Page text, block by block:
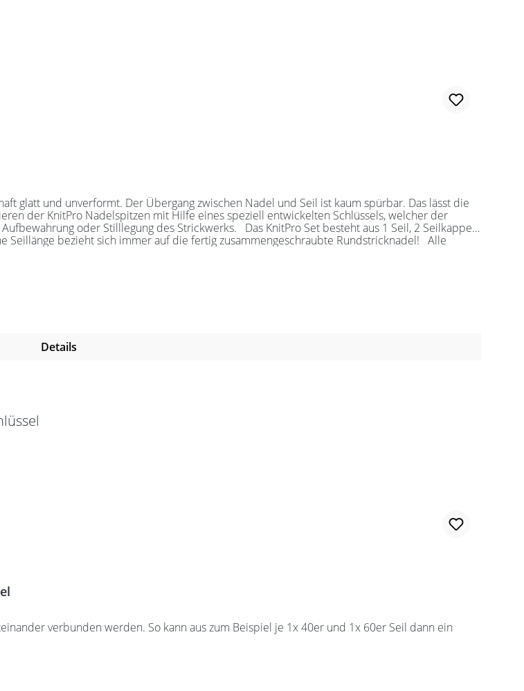
der KnitPro Nadelspitzen mit Hilfe eines speziell entwickelten Schlüssels, welcher der
Strickwerks. Das KnitPro Set besteht aus 1 Seil, 2 Seilkappen
Details
verbunden werden. So kann aus zum Beispiel je 1x 40er und 1x 60er Seil dann ein